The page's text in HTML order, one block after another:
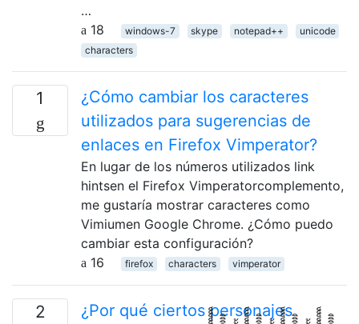
…
18
windows-7 skype notepad++
unicode
characters
1
¿Cómo cambiar los caracteres
utilizados para sugerencias de
enlaces en Firefox Vimperator?
En lugar de los números utilizados link
hintsen el Firefox Vimperatorcomplemento,
me gustaría mostrar caracteres como
Vimiumen Google Chrome. ¿Cómo puedo
cambiar esta configuración?
16
firefox characters vimperator
2
¿Por qué ciertos personajes